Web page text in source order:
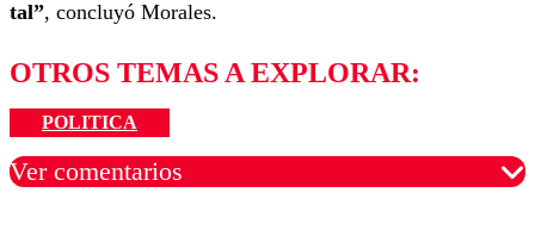
tal”, concluyó Morales.
OTROS TEMAS A EXPLORAR:
POLITICA
Ver comentarios